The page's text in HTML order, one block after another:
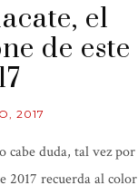
el
de este
2017
cabe duda, tal vez por
2017 recuerda al color